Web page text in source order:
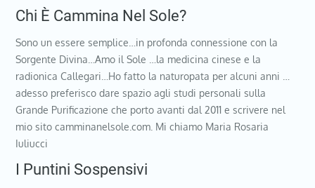
Chi È Cammina Nel Sole?
Sono un essere semplice…in profonda connessione con la
Sorgente Divina…Amo il Sole …la medicina cinese e la
radionica Callegari…Ho fatto la naturopata per alcuni anni …
adesso preferisco dare spazio agli studi personali sulla
Grande Purificazione che porto avanti dal 2011 e scrivere nel
mio sito camminanelsole.com. Mi chiamo Maria Rosaria
Iuliucci
I Puntini Sospensivi